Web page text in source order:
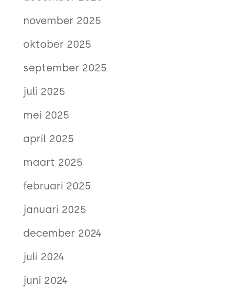
november 2025
oktober 2025
september 2025
juli 2025
mei 2025
april 2025
maart 2025
februari 2025
januari 2025
december 2024
juli 2024
juni 2024